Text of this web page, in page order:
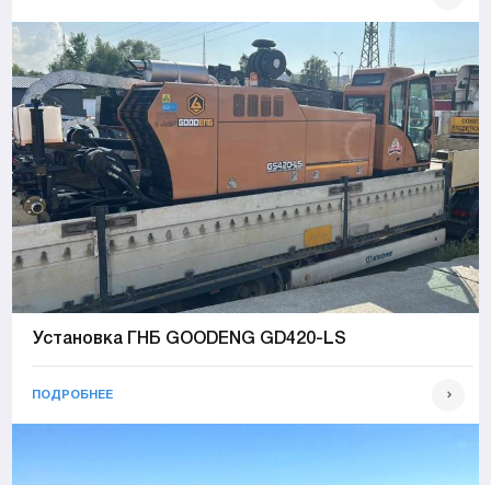
Установка ГНБ GOODENG GD420-LS
ПОДРОБНЕЕ